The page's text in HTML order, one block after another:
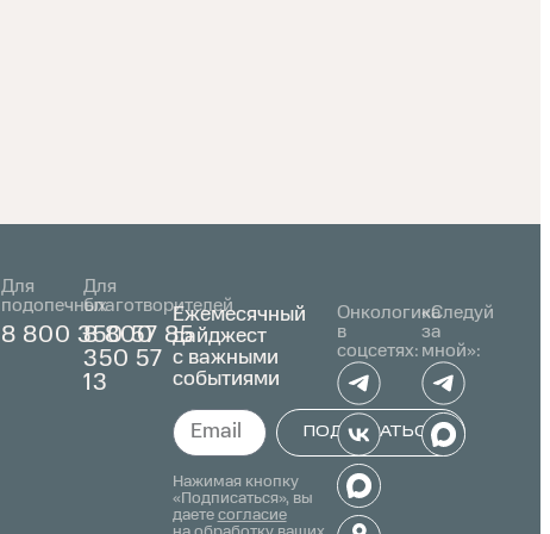
Для
подопечных
8 800 350 57 85
Для
благотворителей
8 800
350 57
13
Ежемесячный
дайджест
с важными
событиями
ПОДПИСАТЬСЯ
Нажимая кнопку
«Подписаться», вы
даете согласие
Онкологика
в
соцсетях:
«Следуй
за
мной»: